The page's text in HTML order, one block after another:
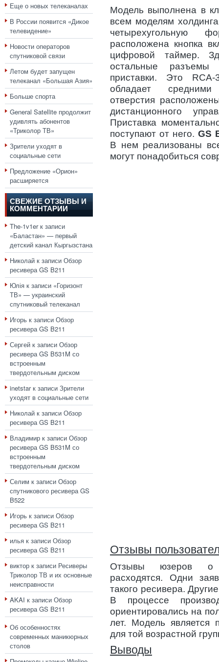
Еще о новых телеканалах
В России появится «Дикое
телевидение»
Новости операторов
спутниковой связи
Летом будет запущен
телеканал «Большая Азия»
Больше спорта
General Satellite продолжит
удивлять абонентов
«Триколор ТВ»
Зрители уходят в
социальные сети
Предложение «Орион»
расширяется
СВЕЖИЕ ОТЗЫВЫ И
КОММЕНТАРИИ
The-1v1erк записи
«Баластан» — первый
детский канал Кыргызстана
Николай к записи Обзор
ресивера GS B211
Юлія к записи «Горизонт
ТВ» — украинский
спутниковый телеканал
Игорь к записи Обзор
ресивера GS B211
Сергей к записи Обзор
ресивера GS B531M со
встроенным
твердотельным диском
inetstarк записи Зрители
уходят в социальные сети
Николай к записи Обзор
ресивера GS B211
Владимир к записи Обзор
ресивера GS B531M со
встроенным
твердотельным диском
Селим к записи Обзор
спутникового ресивера GS
B522
Игорь к записи Обзор
ресивера GS B211
илья к записи Обзор
ресивера GS B211
виктор к записи Ресиверы
Триколор ТВ и их основные
неисправности
AKAI к записи Обзор
ресивера GS B211
Об особенностях
современных маникюрных
столов
Модель выполнена в
всем моделям
четырехугольную
расположена кнопка
цифровой таймер.
остальные
приставки. Это
обладает
отверстия
дистанционного
Приставка
поступают от него. GS
В нем реализованы
могут понадобиться
Отзывы
Отзывы юзеров о
расходятся. Одни
такого ресивера.
В процессе
ориентировались на
лет. Модель является
для той возрастной
Выводы